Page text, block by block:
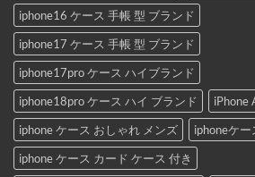
iphone16 ケース 手帳 型 ブランド
iphone17 ケース 手帳 型 ブランド
iphone17pro ケース ハイブランド
iphone18pro ケース ハイ ブランド
iPhone
iphone ケース おしゃれ メンズ
iphoneケ
iphone ケース カード ケース 付き